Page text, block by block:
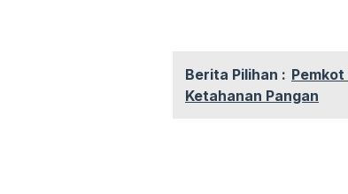
Berita Pilihan :
Ketahanan Pangan